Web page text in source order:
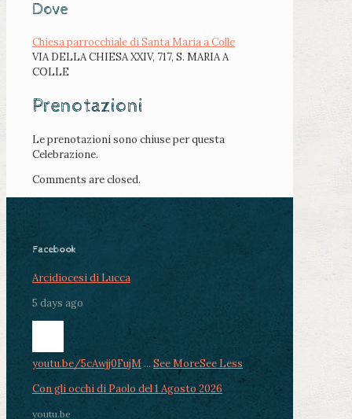
Dove
Chiesa parrocchiale di Santa Maria a Colle
VIA DELLA CHIESA XXIV, 717, S. MARIA A
COLLE
Prenotazioni
Le prenotazioni sono chiuse per questa
Celebrazione.
Comments are closed.
Facebook
Arcidiocesi di Lucca
5 days ago
youtu.be/5cAwjj0FujM ... See MoreSee Less
Con gli occhi di Paolo del 1 Agosto 2026
youtu.be